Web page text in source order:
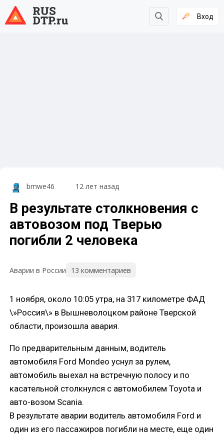
Вход
bmwe46 12 лет назад
В результате столкновения с
автовозом под Тверью
погибли 2 человека
Аварии в России 13 комментариев
1 ноября, около 10:05 утра, на 317 километре ФАД
\»Россия\» в Вышневолоцком районе Тверской
области, произошла авария.
По предварительным данным, водитель
автомобиля Ford Mondeo уснул за рулем,
автомобиль выехал на встречную полосу и по
касательной столкнулся с автомобилем Toyota и
авто-возом Scania.
В результате аварии водитель автомобиля Ford и
один из его пассажиров погибли на месте, еще один